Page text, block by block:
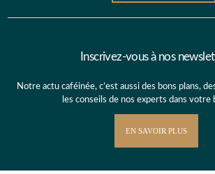
Inscrivez-vous à nos
Notre actu caféinée, c’est aussi des bons plans,
les conseils de nos experts dans votre
EN SAVOIR PLUS